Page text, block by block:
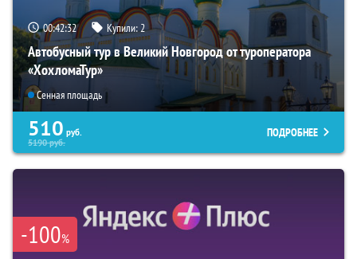
00:42:31 Купили:2
Автобусный тур в Великий Новгород от туроператора
«ХохломаТур»
Сенная площадь
510 руб.
5190руб.
ПОДРОБНЕЕ
-100%